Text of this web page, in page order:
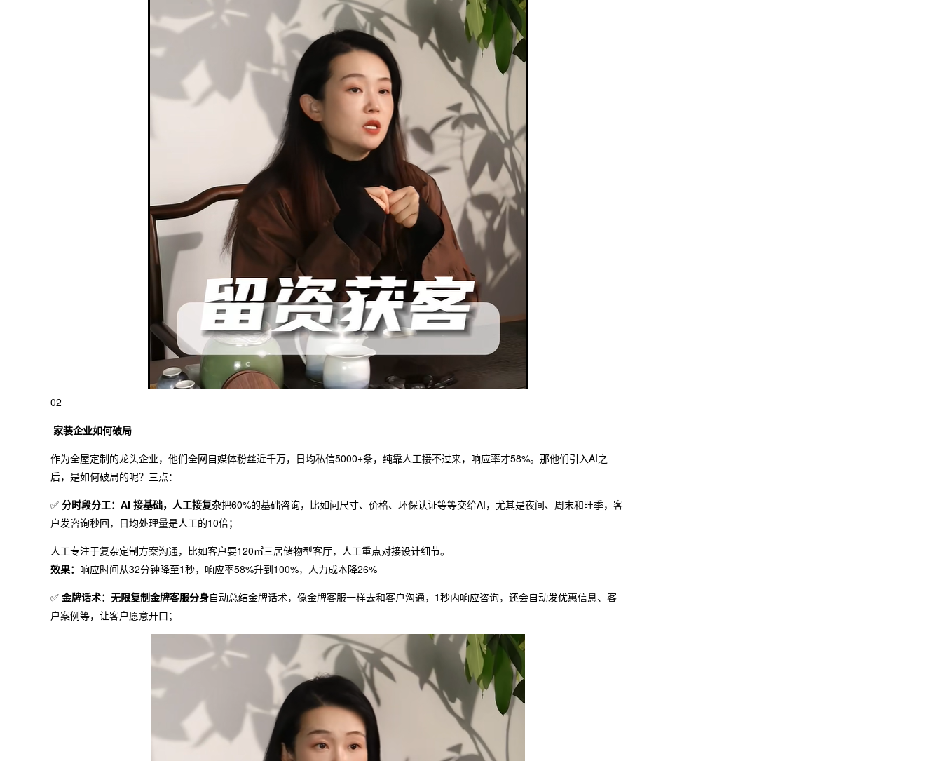
02
家装企业如何破局
作为全屋定制的龙头企业，他们全网自媒体粉丝近千万，日均私信5000+条，纯靠人工接不过来，响应率才58%。那他们引入AI之
后，是如何破局的呢？三点：
✅ 分时段分工：AI 接基础，人工接复杂把60%的基础咨询，比如问尺寸、价格、环保认证等等交给AI，尤其是夜间、周末和旺季，客
户发咨询秒回，日均处理量是人工的10倍；
人工专注于复杂定制方案沟通，比如客户要120㎡三居储物型客厅，人工重点对接设计细节。
效果： 响应时间从32分钟降至1秒，响应率58%升到100%，人力成本降26%
✅ 金牌话术：无限复制金牌客服分身自动总结金牌话术，像金牌客服一样去和客户沟通，1秒内响应咨询，还会自动发优惠信息、客
户案例等，让客户愿意开口；